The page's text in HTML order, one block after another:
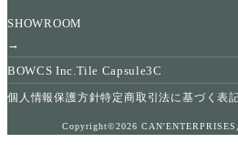
SHOWROOM
→
BOWCS Inc.Tile Capsule3C
個人情報保護方針特定商取引法に基づく表
Copyright©2026